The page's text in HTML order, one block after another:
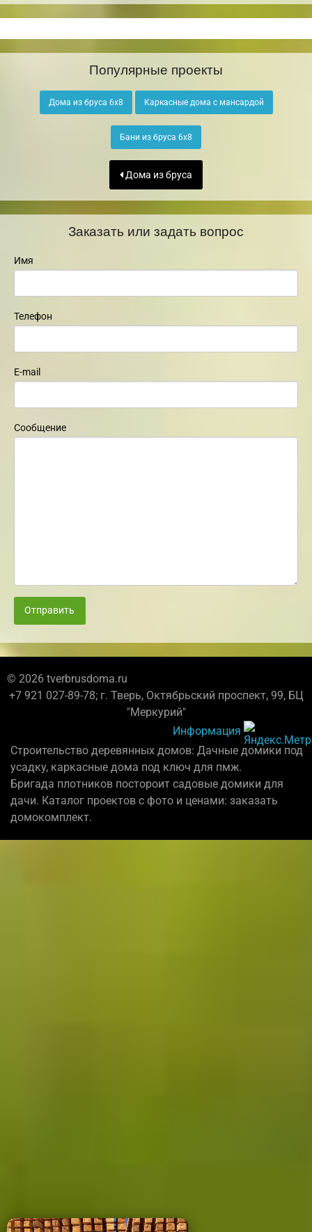
Популярные проекты
Дома из бруса 6х8 Каркасные дома с мансардой
Бани из бруса 6х8
Дома из бруса
Заказать или задать вопрос
Имя
Телефон
E-mail
Сообщение
Отправить
© 2026 tverbrusdoma.ru
+7 921 027-89-78; г. Тверь, Октябрьский проспект, 99, БЦ
"Меркурий"
Информация
Строительство деревянных домов: Дачные домики под
усадку, каркасные дома под ключ для пмж.
Бригада плотников постороит садовые домики для
дачи. Каталог проектов с фото и ценами: заказать
домокомплект.